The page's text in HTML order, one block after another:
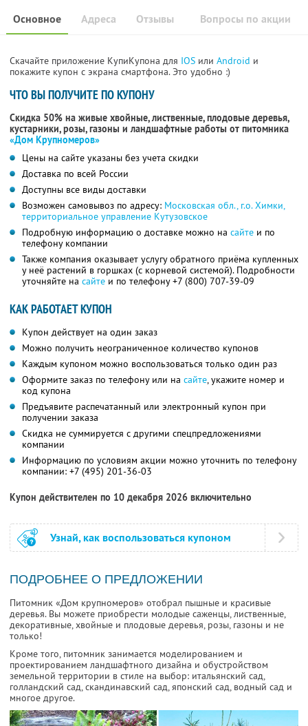
Основное Отзывы Вопросы по акции
Адреса
Скачайте приложение КупиКупона для IOS или Android и
покажите купон с экрана смартфона. Это удобно :)
ЧТО ВЫ ПОЛУЧИТЕ ПО КУПОНУ
Скидка 50% на живые хвойные, лиственные, плодовые деревья,
кустарники, розы, газоны и ландшафтные работы от питомника
«Дом Крупномеров»
Цены на сайте указаны без учета скидки
Доставка по всей России
Доступны все виды доставки
Возможен самовывоз по адресу: Московская обл., г.о. Химки,
территориальное управление Кутузовское
Подробную информацию о доставке можно на сайте и по
телефону компании
Также компания оказывает услугу обратного приёма купленных
у неё растений в горшках (с корневой системой). Подробности
уточняйте на сайте и по телефону+7 (800) 707-39-09
КАК РАБОТАЕТ КУПОН
Купон действует на один заказ
Можно получить неограниченное количество купонов
Каждым купоном можно воспользоваться только один раз
Оформите заказ по телефону или на сайте, укажите номер и
код купона
Предъявите распечатанный или электронный купон при
получении заказа
Скидка не суммируется с другими спецпредложениями
компании
Информацию по условиям акции можно уточнить по телефону
компании: +7 (495) 201-36-03
Купон действителен по 10 декабря 2026 включительно
Узнай, как воспользоваться купоном
ПОДРОБНЕЕ О ПРЕДЛОЖЕНИИ
Питомник «Дом крупномеров» отобрал пышные и красивые
деревья. Вы можете приобрести молодые саженцы, лиственные,
декоративные, хвойные и плодовые деревья, розы, газоны и не
только!
Кроме того, питомник занимается моделированием и
проектированием ландшафтного дизайна и обустройством
земельной территории в стиле на выбор: итальянский сад,
голландский сад, скандинавский сад, японский сад, водный сад и
многое другое.